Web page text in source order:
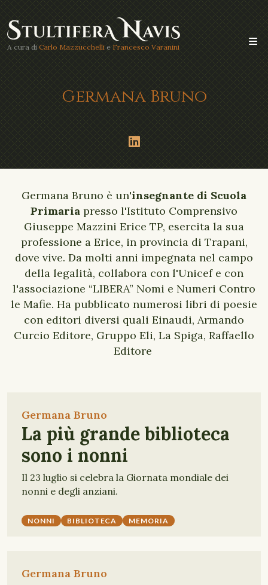
A cura di Carlo Mazzucchelli e Francesco Varanini
Germana Bruno
Germana Bruno è un'insegnante di Scuola
Primaria presso l'Istituto Comprensivo
Giuseppe Mazzini Erice TP, esercita la sua
professione a Erice, in provincia di Trapani,
dove vive. Da molti anni impegnata nel campo
della legalità, collabora con l'Unicef e con
l'associazione “LIBERA” Nomi e Numeri Contro
le Mafie. Ha pubblicato numerosi libri di poesie
con editori diversi quali Einaudi, Armando
Curcio Editore, Gruppo Eli, La Spiga, Raffaello
Editore
Germana Bruno
La più grande biblioteca
sono i nonni
Il 23 luglio si celebra la Giornata mondiale dei
nonni e degli anziani.
NONNI BIBLIOTECA MEMORIA
Germana Bruno